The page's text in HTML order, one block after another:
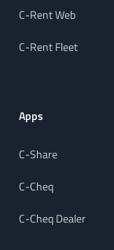
C-Rent Web
C-Rent Fleet
Apps
C-Share
C-Cheq
C-Cheq Dealer